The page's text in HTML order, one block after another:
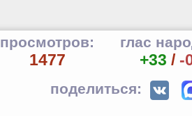
просмотров:
1477
глас
+33 / -
поделиться: